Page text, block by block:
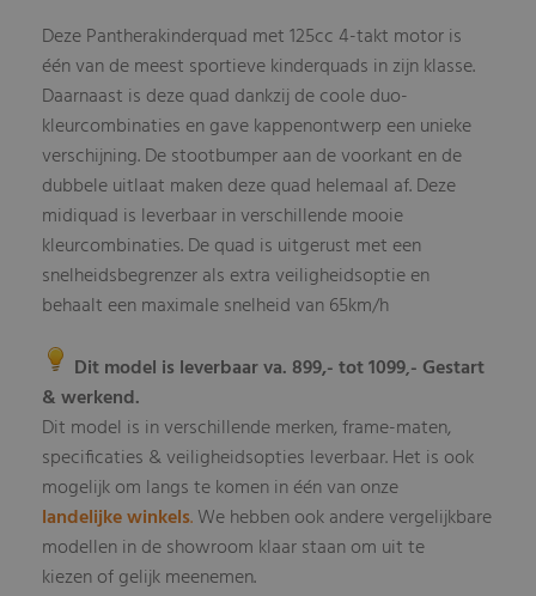
Deze Pantherakinderquad met 125cc 4-takt motor is
één van de meest sportieve kinderquads in zijn klasse.
Daarnaast is deze quad dankzij de coole duo-
kleurcombinaties en gave kappenontwerp een unieke
verschijning. De stootbumper aan de voorkant en de
dubbele uitlaat maken deze quad helemaal af. Deze
midiquad is leverbaar in verschillende mooie
kleurcombinaties. De quad is uitgerust met een
snelheidsbegrenzer als extra veiligheidsoptie en
behaalt een maximale snelheid van 65km/h
Dit model is leverbaar va. 899,- tot 1099,- Gestart
& werkend.
Dit model is in verschillende merken, frame-maten,
specificaties & veiligheidsopties leverbaar. Het is ook
mogelijk om langs te komen in één van onze
landelijke winkels.We hebben ook andere vergelijkbare
modellen in de showroom klaar staan om uit te
kiezen of gelijk meenemen.